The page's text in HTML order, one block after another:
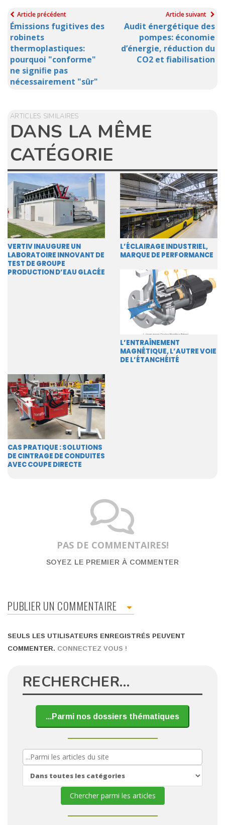
Article précédent
Émissions fugitives des
robinets
thermoplastiques:
pourquoi "conforme"
ne signiﬁe pas
nécessairement "sûr"
Article suivant
Audit énergétique des
pompes: économie
d’énergie, réduction du
CO2 et fiabilisation
ARTICLES SIMILAIRES
DANS LA MÊME
CATÉGORIE
VERTIV INAUGURE UN
LABORATOIRE INNOVANT DE
TEST DE GROUPE
PRODUCTION D’EAU GLACÉE
L’ÉCLAIRAGE INDUSTRIEL,
MARQUE DE PERFORMANCE
L’ENTRAÎNEMENT
MAGNÉTIQUE, L’AUTRE VOIE
DE L’ÉTANCHÉITÉ
CAS PRATIQUE : SOLUTIONS
DE CINTRAGE DE CONDUITES
AVEC COUPE DIRECTE
PAS DE COMMENTAIRES!
SOYEZ LE PREMIER À COMMENTER
PUBLIER UN COMMENTAIRE
SEULS LES UTILISATEURS ENREGISTRÉS PEUVENT
COMMENTER. CONNECTEZ VOUS !
RECHERCHER…
...Parmi nos dossiers thématiques